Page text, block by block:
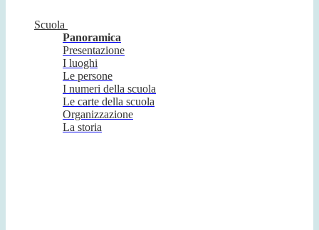
Scuola
Panoramica
Presentazione
I luoghi
Le persone
I numeri della scuola
Le carte della scuola
Organizzazione
La storia